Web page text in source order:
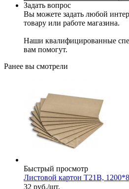
Задать вопрос
Вы можете задать любой
товару или работе магазина.
Наши квалифицированные
вам помогут.
Ранее вы смотрели
Быстрый просмотр
Листовой картон Т21В,
32 руб./шт.